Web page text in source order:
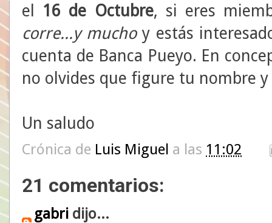
el 16 de Octubre, si eres
corre...y muchoy estás
cuenta de Banca Pueyo. En
no olvides que figure tu nombre y
Un saludo
Crónica de Luis Miguel a las 11:02
21 comentarios:
gabri dijo...